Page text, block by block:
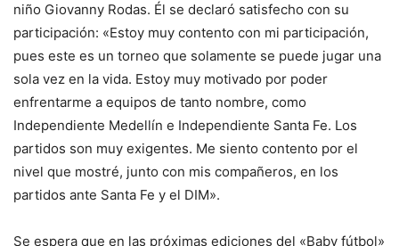
niño Giovanny Rodas. Él se declaró satisfecho con su
participación: «Estoy muy contento con mi participación,
pues este es un torneo que solamente se puede jugar una
sola vez en la vida. Estoy muy motivado por poder
enfrentarme a equipos de tanto nombre, como
Independiente Medellín e Independiente Santa Fe. Los
partidos son muy exigentes. Me siento contento por el
nivel que mostré, junto con mis compañeros, en los
partidos ante Santa Fe y el DIM».
Se espera que en las próximas ediciones del «Baby fútbol»